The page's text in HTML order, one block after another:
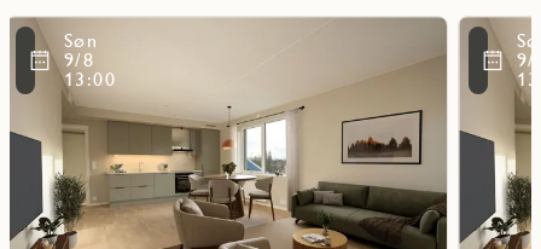
Søn
9/8
13:00
Les
mer
objekt
0202
9/
Les
mer
objekt
0402